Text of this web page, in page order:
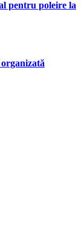
pentru poleire la